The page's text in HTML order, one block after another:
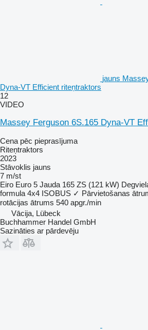
jauns
Dyna-VT Efficient riteņtraktors
12
VIDEO
Massey Ferguson 6S.165 Dyna-VT
Cena pēc pieprasījuma
Riteņtraktors
2023
Stāvoklis jauns
7 m/st
Eiro Euro 5 Jauda 165 ZS (121 kW)
formula 4x4 ISOBUS ✓ Pārvietošanas
rotācijas ātrums 540 apgr./min
Vācija, Lübeck
Buchhammer Handel GmbH
Sazināties ar pārdevēju